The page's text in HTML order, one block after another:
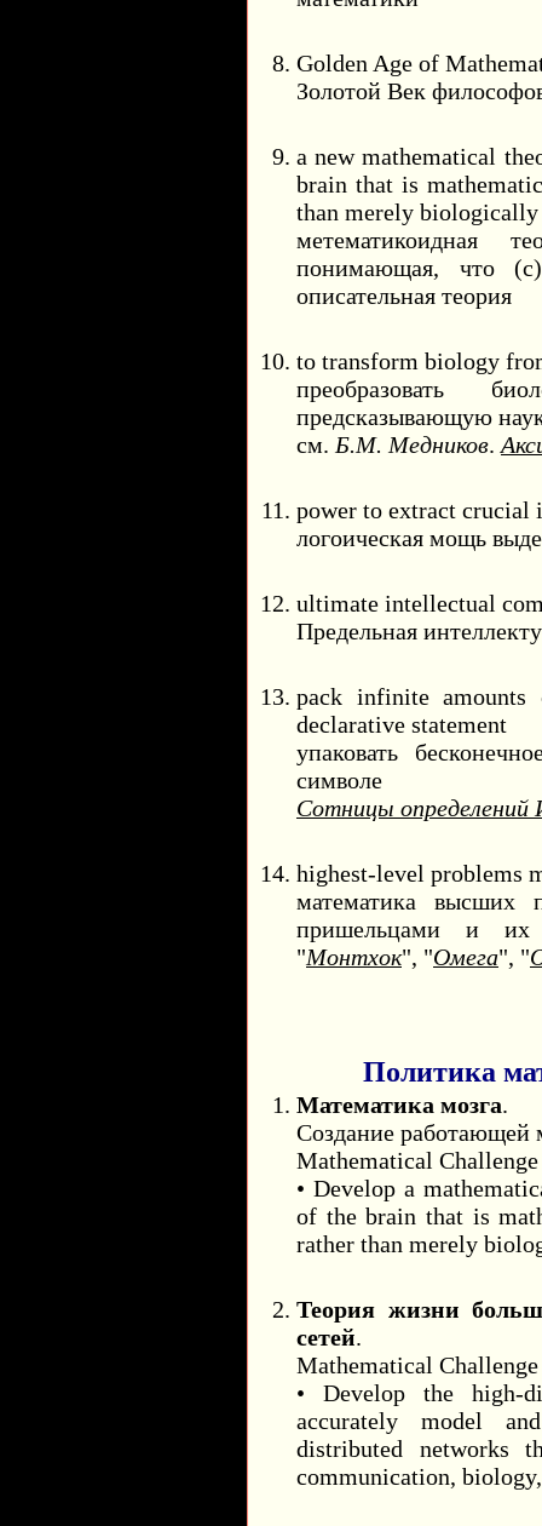
Golden Age of
Золотой Век
a new mathematical
brain that is
than merely
метематикоидная
понимающая, что
описательная теория
to transform biology
преобразовать
предсказывающую
см. Б.М. Медников.
power to extract
логоическая мощь
ultimate intellectual
Предельная
pack infinite
declarative statement
упаковать
символе
Сотницы
highest-level problems
математика высших
пришельцами и их
"Монтхок", "Омега", "
Политика
Математика мозга.
Создание работающей
Mathematical
• Develop a
of the brain that is
rather than merely
Теория жизни
сетей.
Mathematical
• Develop the high-
accurately model
distributed networks
communication,